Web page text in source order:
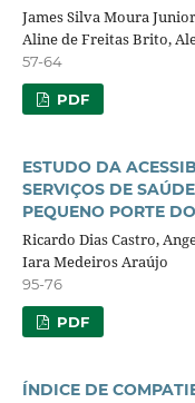
James Silva Moura
Aline de Freitas Brito,
57-64
PDF
ESTUDO DA
SERVIÇOS DE
PEQUENO PORTE
Ricardo Dias Castro,
Iara Medeiros Araújo
95-76
PDF
ÍNDICE DE